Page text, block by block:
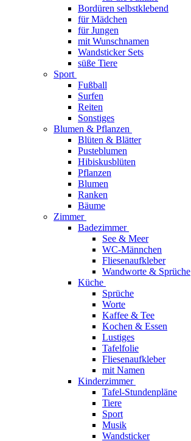
Bordüren selbstklebend
für Mädchen
für Jungen
mit Wunschnamen
Wandsticker Sets
süße Tiere
Sport
Fußball
Surfen
Reiten
Sonstiges
Blumen & Pflanzen
Blüten & Blätter
Pusteblumen
Hibiskusblüten
Pflanzen
Blumen
Ranken
Bäume
Zimmer
Badezimmer
See & Meer
WC-Männchen
Fliesenaufkleber
Wandworte & Sprüche
Küche
Sprüche
Worte
Kaffee & Tee
Kochen & Essen
Lustiges
Tafelfolie
Fliesenaufkleber
mit Namen
Kinderzimmer
Tafel-Stundenpläne
Tiere
Sport
Musik
Wandsticker